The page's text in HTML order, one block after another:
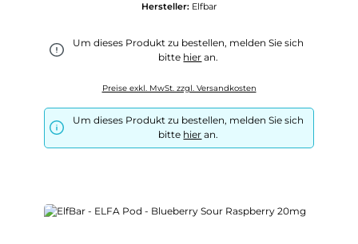
Hersteller: Elfbar
Um dieses Produkt zu bestellen, melden Sie sich
bitte hier an.
Preise exkl. MwSt. zzgl. Versandkosten
Um dieses Produkt zu bestellen, melden Sie sich
bitte hier an.